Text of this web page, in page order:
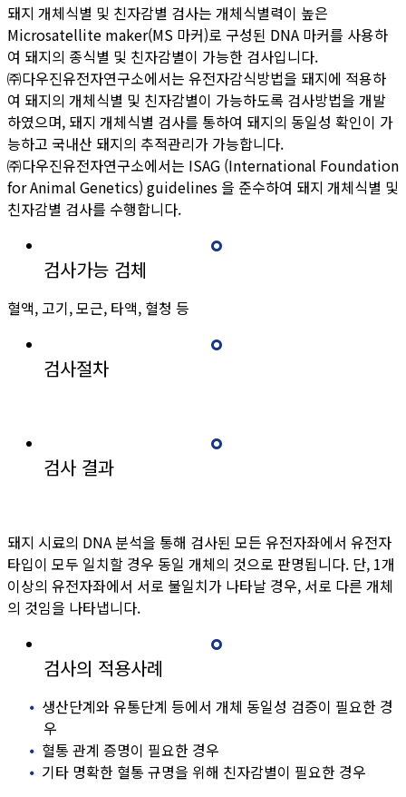
돼지 개체식별 및 친자감별 검사는 개체식별력이 높은
Microsatellite maker(MS 마커)로 구성된 DNA 마커를 사용하
여 돼지의 종식별 및 친자감별이 가능한 검사입니다.
㈜다우진유전자연구소에서는 유전자감식방법을 돼지에 적용하
여 돼지의 개체식별 및 친자감별이 가능하도록 검사방법을 개발
하였으며, 돼지 개체식별 검사를 통하여 돼지의 동일성 확인이 가
능하고 국내산 돼지의 추적관리가 가능합니다.
㈜다우진유전자연구소에서는 ISAG (International Foundation
for Animal Genetics) guidelines 을 준수하여 돼지 개체식별 및
친자감별 검사를 수행합니다.
검사가능 검체
혈액, 고기, 모근, 타액, 혈청 등
검사절차
검사 결과
돼지 시료의 DNA 분석을 통해 검사된 모든 유전자좌에서 유전자
타입이 모두 일치할 경우 동일 개체의 것으로 판명됩니다. 단, 1개
이상의 유전자좌에서 서로 불일치가 나타날 경우, 서로 다른 개체
의 것임을 나타냅니다.
검사의 적용사례
생산단계와 유통단계 등에서 개체 동일성 검증이 필요한 경
우
혈통 관계 증명이 필요한 경우
기타 명확한 혈통 규명을 위해 친자감별이 필요한 경우